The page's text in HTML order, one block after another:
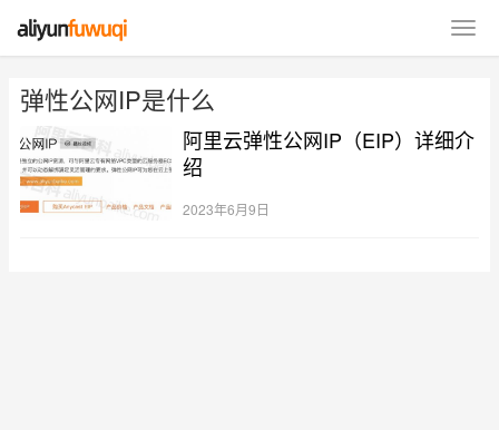
弹性公网IP是什么
阿里云弹性公网IP（EIP）详细介
绍
2023年6月9日